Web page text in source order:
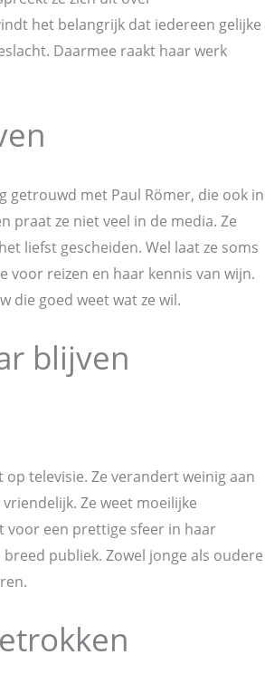
het belangrijk dat iedereen gelijke
Daarmee raakt haar werk
getrouwd met Paul Römer, die ook in
praat ze niet veel in de media. Ze
liefst gescheiden. Wel laat ze soms
voor reizen en haar kennis van wijn.
die goed weet wat ze wil.
blijven
televisie. Ze verandert weinig aan
Ze weet moeilijke
voor een prettige sfeer in haar
publiek. Zowel jonge als oudere